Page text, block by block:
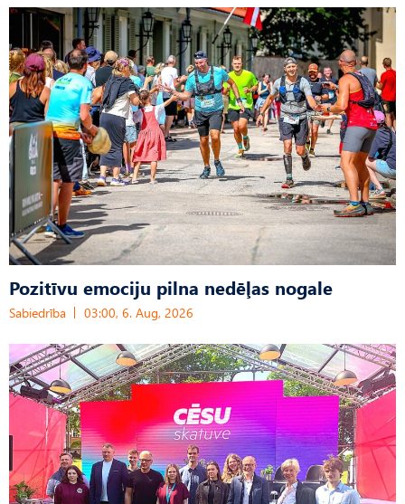
Pozitīvu emociju pilna nedēļas nogale
Sabiedrība 03:00, 6. Aug, 2026